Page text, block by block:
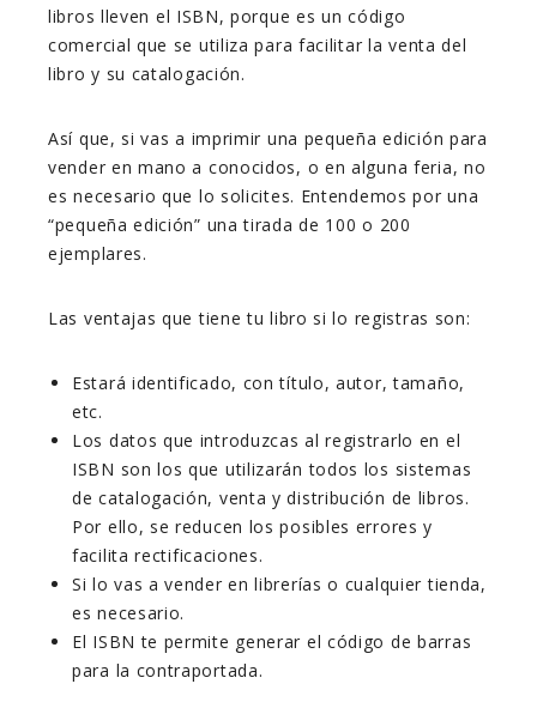
libros lleven el ISBN, porque es un código
comercial que se utiliza para facilitar la venta del
libro y su catalogación.
Así que, si vas a imprimir una pequeña edición para
vender en mano a conocidos, o en alguna feria, no
es necesario que lo solicites. Entendemos por una
“pequeña edición” una tirada de 100 o 200
ejemplares.
Las ventajas que tiene tu libro si lo registras son:
Estará identificado, con título, autor, tamaño,
etc.
Los datos que introduzcas al registrarlo en el
ISBN son los que utilizarán todos los sistemas
de catalogación, venta y distribución de libros.
Por ello, se reducen los posibles errores y
facilita rectificaciones.
Si lo vas a vender en librerías o cualquier tienda,
es necesario.
El ISBN te permite generar el código de barras
para la contraportada.